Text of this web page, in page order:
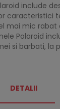
include
caracteristici
mai mic rabat
Polaroid
si barbati, la
DETALII